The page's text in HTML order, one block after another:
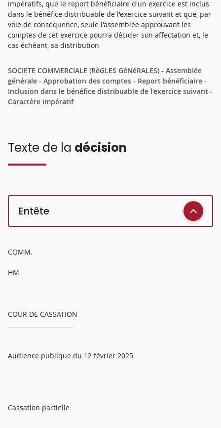
impératifs, que le report bénéficiaire d'un exercice est inclus
dans le bénéfice distribuable de l'exercice suivant et que, par
voie de conséquence, seule l'assemblée approuvant les
comptes de cet exercice pourra décider son affectation et, le
cas échéant, sa distribution
SOCIETE COMMERCIALE (RèGLES GéNéRALES) - Assemblée
générale - Approbation des comptes - Report bénéficiaire -
Inclusion dans le bénéfice distribuable de l'exercice suivant -
Caractère impératif
Texte de la décision
Entête
COMM.
HM
COUR DE CASSATION
Audience publique du 12 février 2025
Cassation partielle